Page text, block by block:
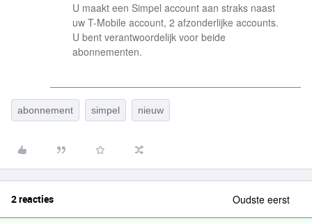
U maakt een Simpel account aan straks naast
uw T-Mobile account, 2 afzonderlijke accounts.
U bent verantwoordelijk voor beide
abonnementen.
abonnement simpel nieuw
2 reacties Oudste eerst